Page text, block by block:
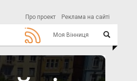
Про проект Реклама на сайті
Моя Вінниця